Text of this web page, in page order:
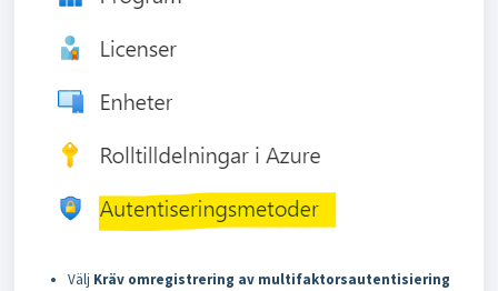
Välj Kräv omregistrering av multifaktorsautentisiering